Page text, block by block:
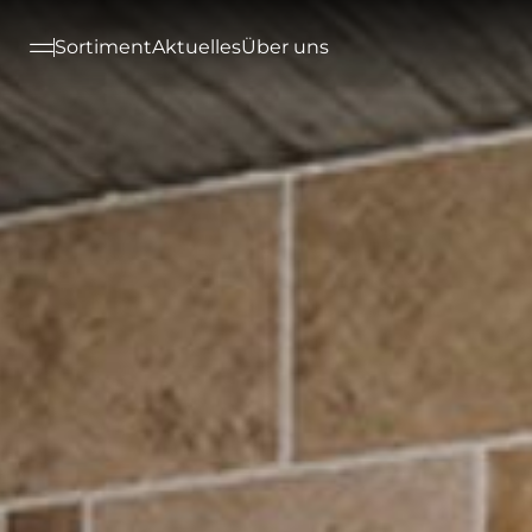
SortimentAktuellesÜber uns